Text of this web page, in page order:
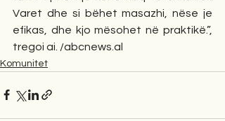
Varet dhe si bëhet masazhi, nëse je
efikas, dhe kjo mësohet në praktikë.”,
tregoi ai. /abcnews.al
Komunitet